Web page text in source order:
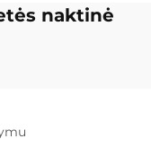
naktinė